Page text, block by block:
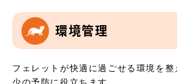
環境管理
フェレットが快適に過ごせる環境を